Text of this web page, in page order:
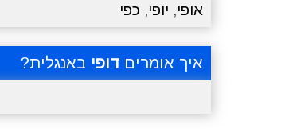
אופי, יופי, כפי
איך אומרים דופי באנגלית?